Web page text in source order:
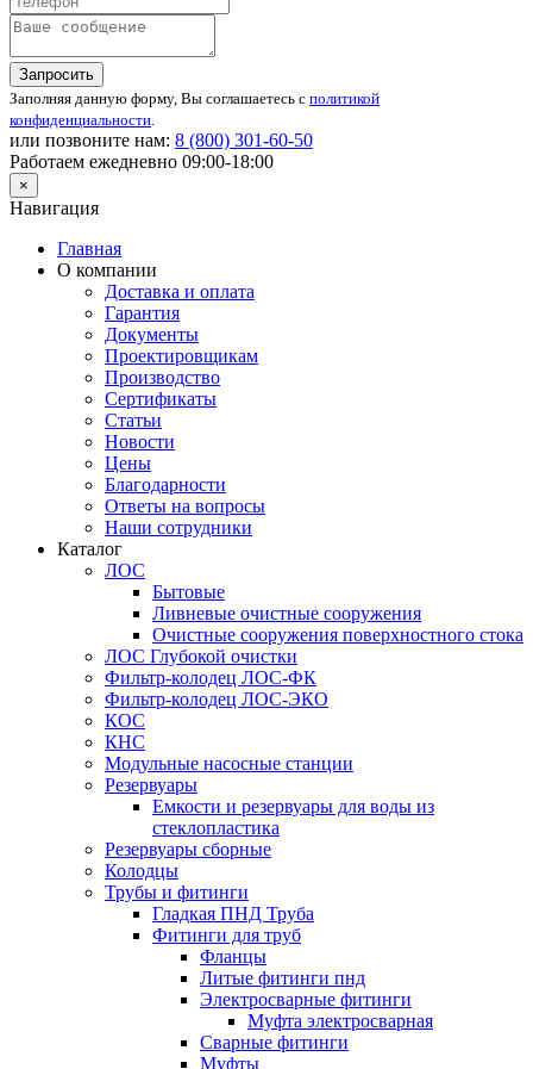
Запросить
Заполняя данную форму, Вы соглашаетесь с политикой
конфиденциальности.
или позвоните нам: 8 (800) 301-60-50
Работаем ежедневно 09:00-18:00
×
Навигация
Главная
О компании
Доставка и оплата
Гарантия
Документы
Проектировщикам
Производство
Сертификаты
Статьи
Новости
Цены
Благодарности
Ответы на вопросы
Наши сотрудники
Каталог
ЛОС
Бытовые
Ливневые очистные сооружения
Очистные сооружения поверхностного стока
ЛОС Глубокой очистки
Фильтр-колодец ЛОС-ФК
Фильтр-колодец ЛОС-ЭКО
КОС
КНС
Модульные насосные станции
Резервуары
Емкости и резервуары для воды из
стеклопластика
Резервуары сборные
Колодцы
Трубы и фитинги
Гладкая ПНД Труба
Фитинги для труб
Фланцы
Литые фитинги пнд
Электросварные фитинги
Муфта электросварная
Сварные фитинги
Муфты